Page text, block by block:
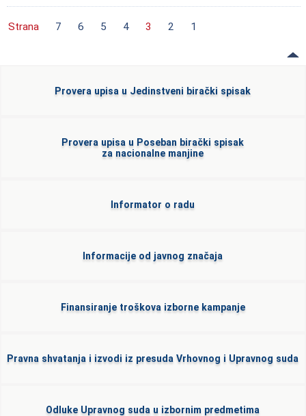
Strana 7 6 5 4 3 2 1
Provera upisa u Jedinstveni birački spisak
Provera upisa u Poseban birački spisak
za nacionalne manjine
Informator o radu
Informacije od javnog značaja
Finansiranje troškova izborne kampanje
Pravna shvatanja i izvodi iz presuda Vrhovnog i Upravnog suda
Odluke Upravnog suda u izbornim predmetima